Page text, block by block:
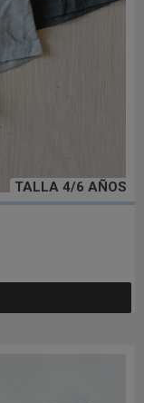
TALLA 4/6 AÑOS